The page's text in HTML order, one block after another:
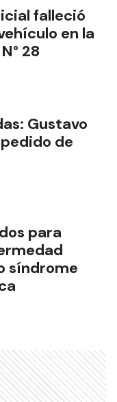
falleció
en la
28
Gustavo
de
para
síndrome